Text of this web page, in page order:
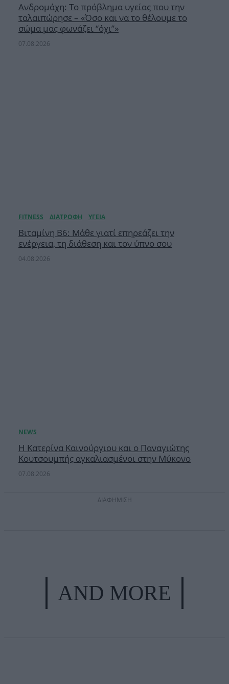
Ανδρομάχη: Το πρόβλημα υγείας που την
ταλαιπώρησε – «Όσο και να το θέλουμε το
σώμα μας φωνάζει “όχι”»
07.08.2026
Βιταμίνη B6: Μάθε γιατί επηρεάζει την
ενέργεια, τη διάθεση και τον ύπνο σου
04.08.2026
Η Κατερίνα Καινούργιου και ο Παναγιώτης
Κουτσουμπής αγκαλιασμένοι στην Μύκονο
07.08.2026
ΔΙΑΦΗΜΙΣΗ
AND MORE